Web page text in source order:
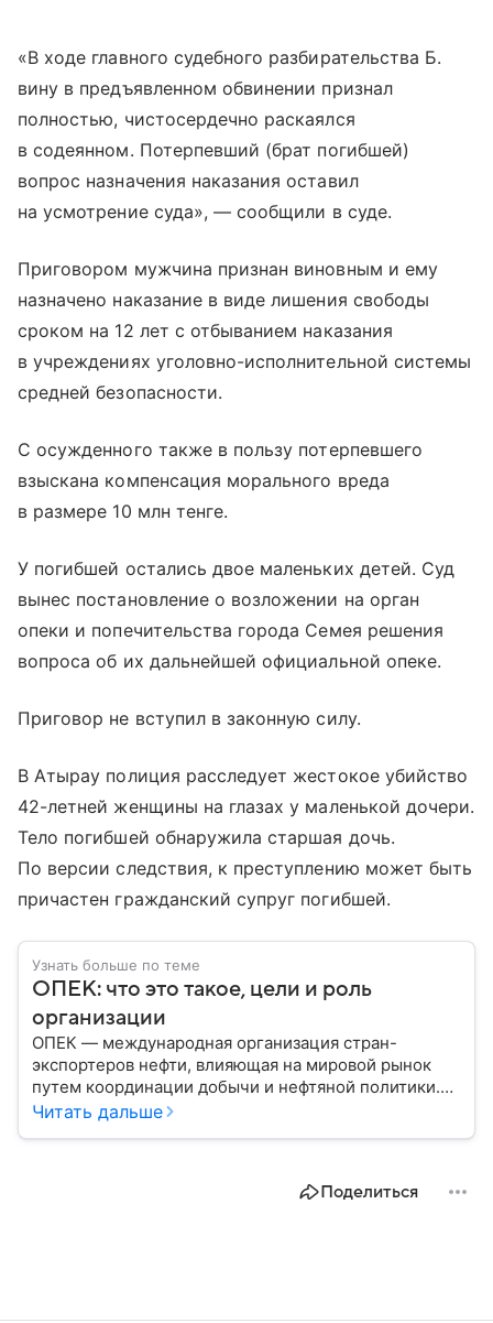
«В ходе главного судебного разбирательства Б.
вину в предъявленном обвинении признал
полностью, чистосердечно раскаялся
в содеянном. Потерпевший (брат погибшей)
вопрос назначения наказания оставил
на усмотрение суда», — сообщили в суде.
Приговором мужчина признан виновным и ему
назначено наказание в виде лишения свободы
сроком на 12 лет с отбыванием наказания
в учреждениях уголовно-исполнительной системы
средней безопасности.
С осужденного также в пользу потерпевшего
взыскана компенсация морального вреда
в размере 10 млн тенге.
У погибшей остались двое маленьких детей. Суд
вынес постановление о возложении на орган
опеки и попечительства города Семея решения
вопроса об их дальнейшей официальной опеке.
Приговор не вступил в законную силу.
В Атырау полиция расследует жестокое убийство
42-летней женщины на глазах у маленькой дочери.
Тело погибшей обнаружила старшая дочь.
По версии следствия, к преступлению может быть
причастен гражданский супруг погибшей.
Узнать больше по теме
ОПЕК: что это такое, цели и роль
организации
ОПЕК — международная организация стран-
экспортеров нефти, влияющая на мировой рынок
путем координации добычи и нефтяной политики.
Решения ОПЕК регулярно отражаются на ценах
Читать дальше
Поделиться